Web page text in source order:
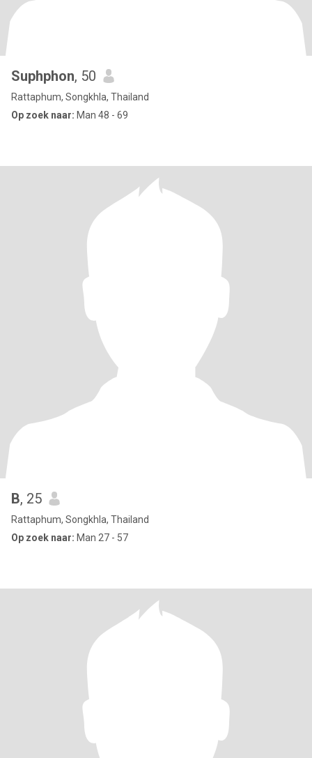
Suphphon, 50
Rattaphum, Songkhla, Thailand
Op zoek naar: Man 48 - 69
B, 25
Rattaphum, Songkhla, Thailand
Op zoek naar: Man 27 - 57